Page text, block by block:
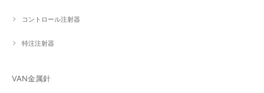
コントロール注射器
特注注射器
VAN金属針